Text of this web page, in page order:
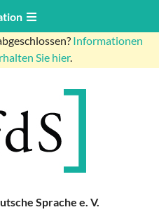
Informationen
Sie hier.
Sprache e. V.